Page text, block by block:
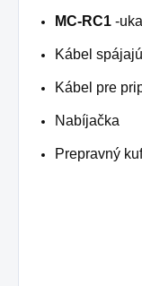
MC-RC1 -
Kábel
Kábel pre
Nabíjačka
Prepravný